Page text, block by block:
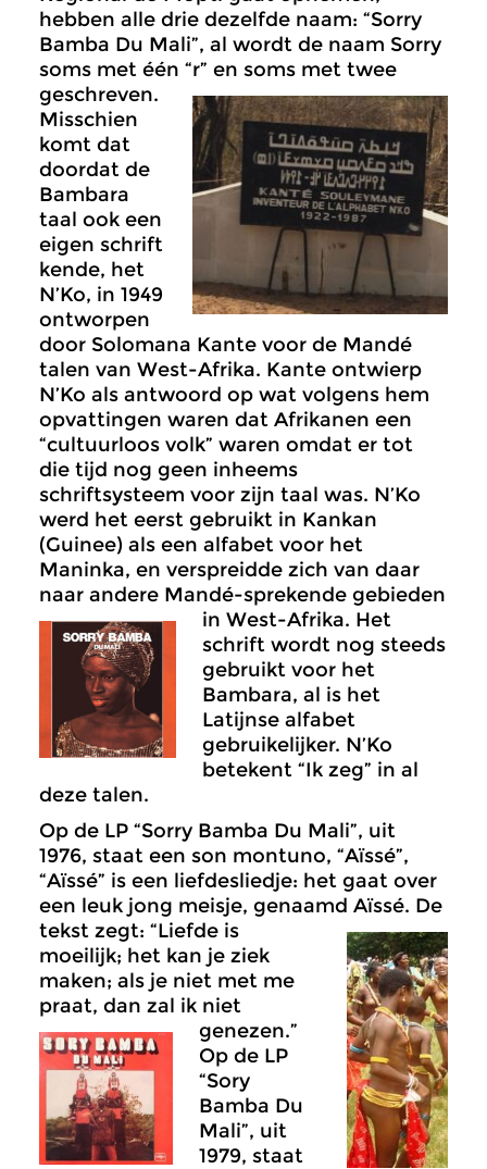
hebben alle drie dezelfde naam: “Sorry
Bamba Du Mali”, al wordt de naam Sorry
soms met één “r” en soms met twee
geschreven.
Misschien
komt dat
doordat de
Bambara
taal ook een
eigen schrift
kende, het
N’Ko, in 1949
ontworpen
door Solomana Kante voor de Mandé
talen van West-Afrika. Kante ontwierp
N’Ko als antwoord op wat volgens hem
opvattingen waren dat Afrikanen een
“cultuurloos volk” waren omdat er tot
die tijd nog geen inheems
schriftsysteem voor zijn taal was. N’Ko
werd het eerst gebruikt in Kankan
(Guinee) als een alfabet voor het
Maninka, en verspreidde zich van daar
naar andere Mandé-sprekende gebieden
in West-Afrika. Het
schrift wordt nog steeds
gebruikt voor het
Bambara, al is het
Latijnse alfabet
gebruikelijker. N’Ko
betekent “Ik zeg” in al
deze talen.
Op de LP “Sorry Bamba Du Mali”, uit
1976, staat een son montuno, “Aïssé”,
“Aïssé” is een liefdesliedje: het gaat over
een leuk jong meisje, genaamd Aïssé. De
tekst zegt: “Liefde is
moeilijk; het kan je ziek
maken; als je niet met me
praat, dan zal ik niet
genezen.”
Op de LP
“Sory
Bamba Du
Mali”, uit
1979, staat